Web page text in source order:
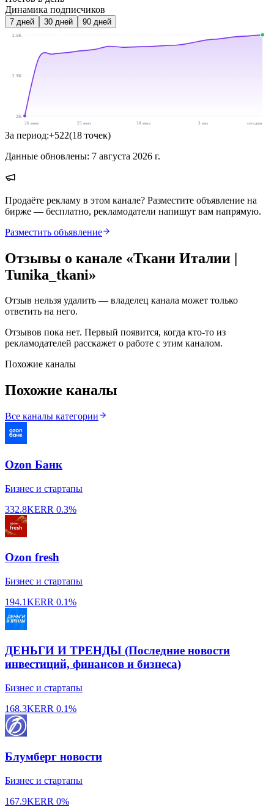
Динамика подписчиков
7 дней 30 дней 90 дней
2.5K
2.3K
2K
26 июн
25 июл 30 июл 3 авг сегодня
За период:+522(18 точек)
Данные обновлены: 7 августа 2026 г.
Продаёте рекламу в этом канале? Разместите объявление на
бирже — бесплатно, рекламодатели напишут вам напрямую.
Разместить объявление
Отзывы о канале «Ткани Италии |
Tunika_tkani»
Отзыв нельзя удалить — владелец канала может только
ответить на него.
Отзывов пока нет. Первый появится, когда кто-то из
рекламодателей расскажет о работе с этим каналом.
Похожие каналы
Похожие каналы
Все каналы категории
Ozon Банк
Бизнес и стартапы
332.8KERR 0.3%
Ozon fresh
Бизнес и стартапы
194.1KERR 0.1%
ДЕНЬГИ И ТРЕНДЫ (Последние новости
инвестиций, финансов и бизнеса)
Бизнес и стартапы
168.3KERR 0.1%
Блумберг новости
Бизнес и стартапы
167.9KERR 0%